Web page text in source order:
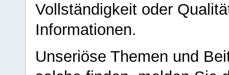
Vollständigkeit oder
Informationen.
Unseriöse Themen und